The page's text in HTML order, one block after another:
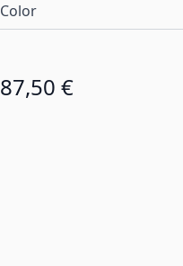
Color
87,50 €